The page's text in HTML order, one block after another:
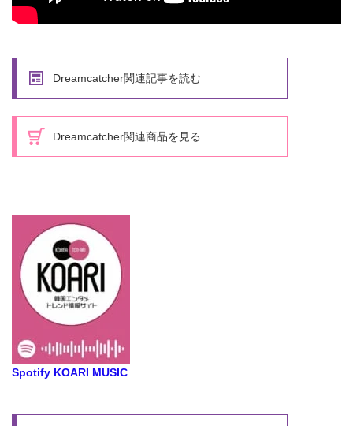
Dreamcatcher関連記事を読む
Dreamcatcher関連商品を見る
Spotify KOARI MUSIC